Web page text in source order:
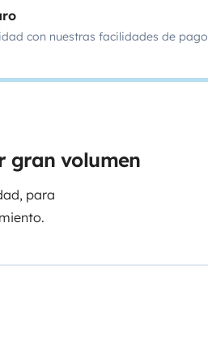
con nuestras facilidades de pago
gran volumen
para